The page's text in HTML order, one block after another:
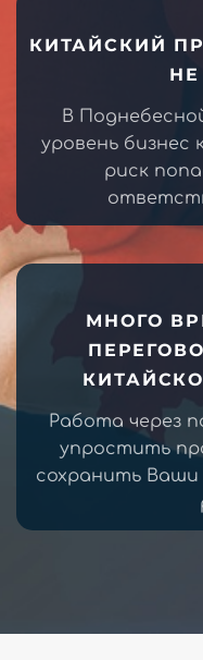
КИТАЙСКИЙ
В
уровень бизнес
риск
МНОГО
Работа через
упростить
сохранить